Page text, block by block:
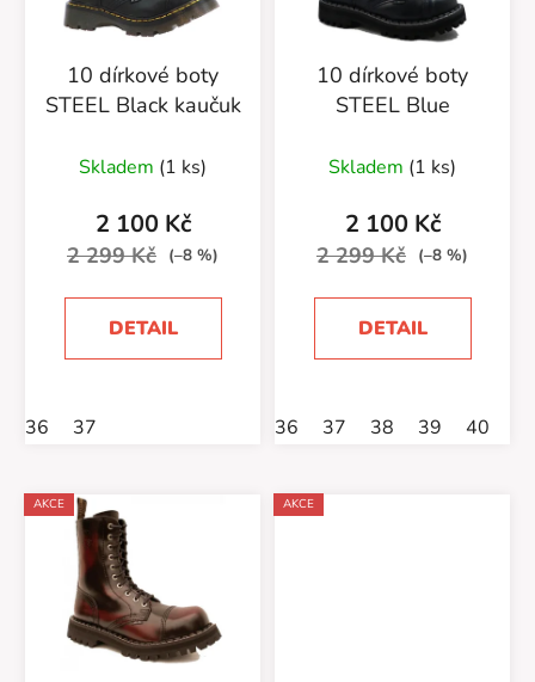
10 dírkové boty
STEEL Black kaučuk
Skladem (1 ks)
2 100 Kč
2 299 Kč (–8 %)
DETAIL
36 37
10 dírkové boty
STEEL Blue
Skladem (1 ks)
2 100 Kč
2 299 Kč (–8 %)
DETAIL
36 37 38 39 40
AKCE AKCE